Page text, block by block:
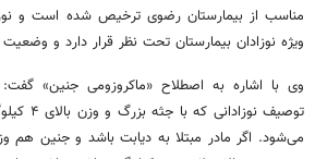
مناسب از بیمارستان رضوی ترخیص شده است و
ویژه نوزادان بیمارستان تحت نظر قرار دارد و
وی با اشاره به اصطلاح «ماکروزومی جنین»
توصیف